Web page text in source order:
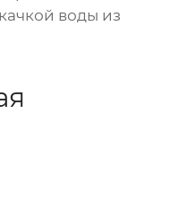
воды из